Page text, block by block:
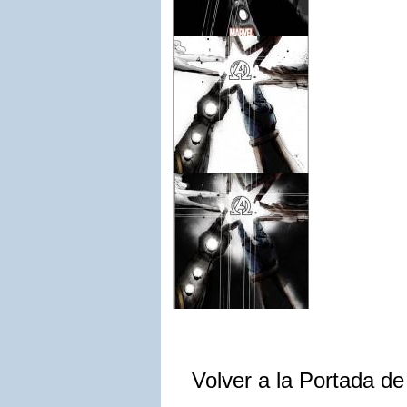
Volver a la Portada